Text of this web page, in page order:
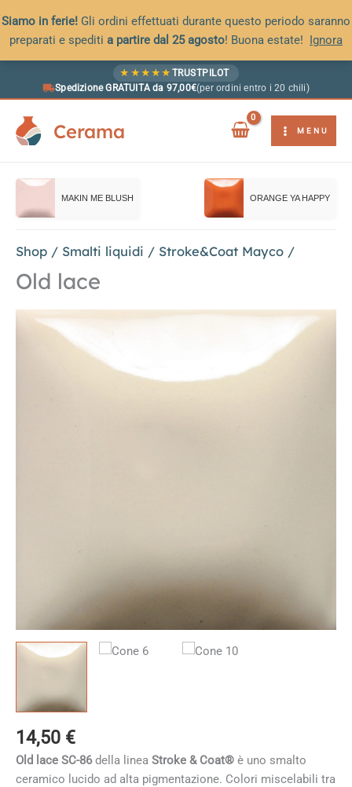
Siamo in ferie! Gli ordini effettuati durante questo periodo saranno
preparati e spediti a partire dal 25 agosto! Buona estate! Ignora
★ ★ ★ ★ ★ TRUSTPILOT
Spedizione GRATUITA da 97,00€(per ordini entro i 20 chili)
Cerama MENU
MAKIN ME BLUSH ORANGE YA HAPPY
Shop / Smalti liquidi / Stroke&Coat Mayco /
Old lace
14,50 €
Old lace SC-86della linea Stroke & Coat® è uno smalto
ceramico lucido ad alta pigmentazione. Colori miscelabili tra